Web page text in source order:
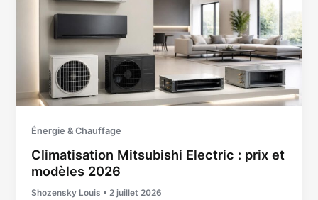
Énergie & Chauffage
Climatisation Mitsubishi Electric : prix et
modèles 2026
Shozensky Louis •2 juillet 2026